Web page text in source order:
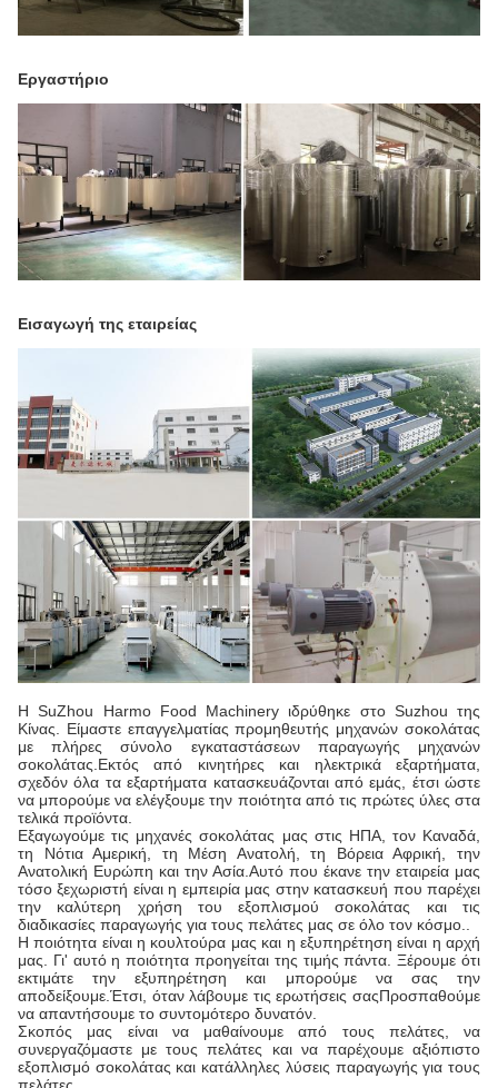
Εργαστήριο
Εισαγωγή της εταιρείας
Η SuZhou Harmo Food Machinery ιδρύθηκε στο Suzhou της
Κίνας. Είμαστε επαγγελματίας προμηθευτής μηχανών σοκολάτας
με πλήρες σύνολο εγκαταστάσεων παραγωγής μηχανών
σοκολάτας.Εκτός από κινητήρες και ηλεκτρικά εξαρτήματα,
σχεδόν όλα τα εξαρτήματα κατασκευάζονται από εμάς, έτσι ώστε
να μπορούμε να ελέγξουμε την ποιότητα από τις πρώτες ύλες στα
τελικά προϊόντα.
Εξαγωγούμε τις μηχανές σοκολάτας μας στις ΗΠΑ, τον Καναδά,
τη Νότια Αμερική, τη Μέση Ανατολή, τη Βόρεια Αφρική, την
Ανατολική Ευρώπη και την Ασία.Αυτό που έκανε την εταιρεία μας
τόσο ξεχωριστή είναι η εμπειρία μας στην κατασκευή που παρέχει
την καλύτερη χρήση του εξοπλισμού σοκολάτας και τις
διαδικασίες παραγωγής για τους πελάτες μας σε όλο τον κόσμο..
Η ποιότητα είναι η κουλτούρα μας και η εξυπηρέτηση είναι η αρχή
μας. Γι' αυτό η ποιότητα προηγείται της τιμής πάντα. Ξέρουμε ότι
εκτιμάτε την εξυπηρέτηση και μπορούμε να σας την
αποδείξουμε.Έτσι, όταν λάβουμε τις ερωτήσεις σαςΠροσπαθούμε
να απαντήσουμε το συντομότερο δυνατόν.
Σκοπός μας είναι να μαθαίνουμε από τους πελάτες, να
συνεργαζόμαστε με τους πελάτες και να παρέχουμε αξιόπιστο
εξοπλισμό σοκολάτας και κατάλληλες λύσεις παραγωγής για τους